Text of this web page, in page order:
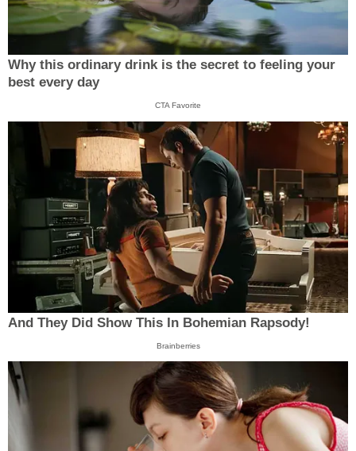
Why this ordinary drink is the secret to feeling your
best every day
CTA Favorite
And They Did Show This In Bohemian Rapsody!
Brainberries